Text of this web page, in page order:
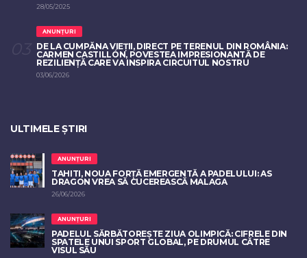
28/05/2025
ANUNȚURI
DE LA CUMPĂNA VIEȚII, DIRECT PE TERENUL DIN ROMÂNIA:
CARMEN CASTILLÓN, POVESTEA IMPRESIONANTĂ DE
REZILIENȚĂ CARE VA INSPIRA CIRCUITUL NOSTRU
03/06/2026
ULTIMELE ȘTIRI
ANUNȚURI
TAHITI, NOUA FORȚĂ EMERGENTĂ A PADELULUI: AS
DRAGON VREA SĂ CUCEREASCĂ MALAGA
26/06/2026
ANUNȚURI
PADELUL SĂRBĂTOREȘTE ZIUA OLIMPICĂ: CIFRELE DIN
SPATELE UNUI SPORT GLOBAL, PE DRUMUL CĂTRE
VISUL SĂU